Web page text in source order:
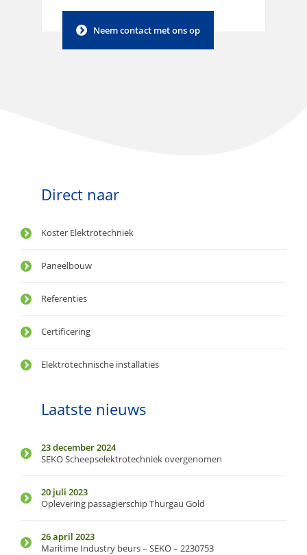
Neem contact met ons op
Direct naar
Koster Elektrotechniek
Paneelbouw
Referenties
Certificering
Elektrotechnische installaties
Laatste nieuws
23 december 2024
SEKO Scheepselektrotechniek overgenomen
20 juli 2023
Oplevering passagierschip Thurgau Gold
26 april 2023
Maritime Industry beurs – SEKO – 2230753